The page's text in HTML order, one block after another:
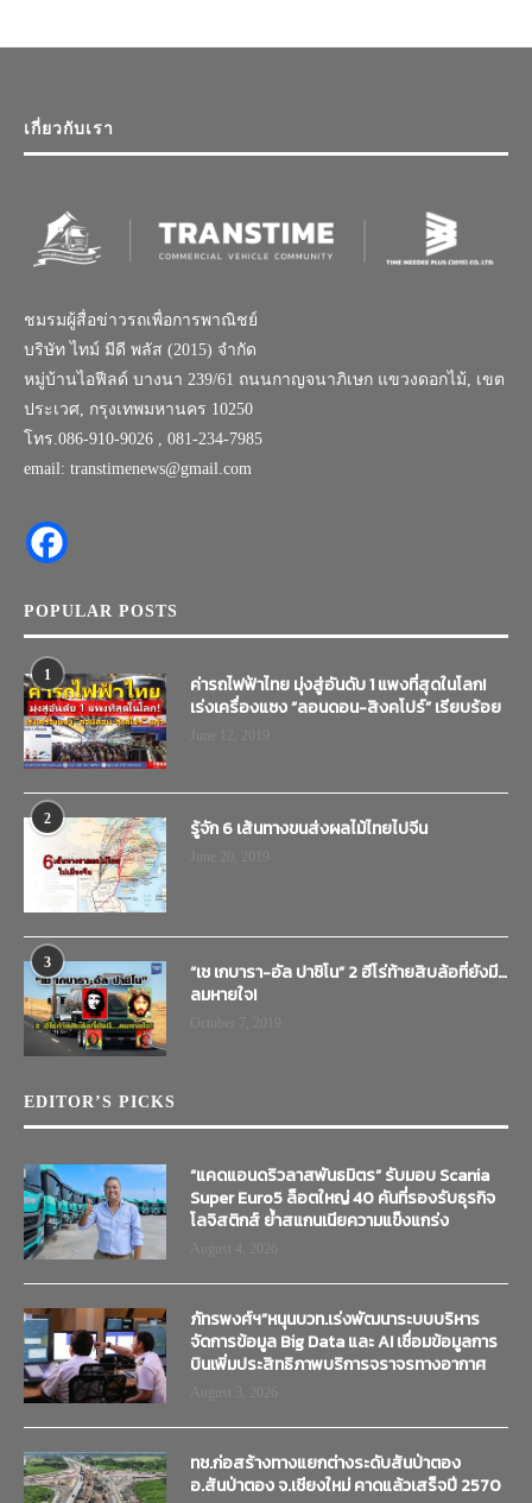
เกี่ยวกับเรา
ชมรมผู้สื่อข่าวรถเพื่อการพาณิชย์
บริษัท ไทม์ มีดี พลัส (2015) จำกัด
หมู่บ้านไอฟีลด์ บางนา 239/61 ถนนกาญจนาภิเษก แขวงดอกไม้, เขต
ประเวศ, กรุงเทพมหานคร 10250
โทร.086-910-9026 , 081-234-7985
email: transtimenews@gmail.com
POPULAR POSTS
1
ค่ารถไฟฟ้าไทย มุ่งสู่อันดับ 1 แพงที่สุดในโลก!
เร่งเครื่องแซง “ลอนดอน-สิงคโปร์” เรียบร้อย
2 รู้จัก 6 เส้นทางขนส่งผลไม้ไทยไปจีน
3
“เช เกบารา-อัล ปาชิโน” 2 ฮีโร่ท้ายสิบล้อที่ยังมี…
ลมหายใจ!
EDITOR’S PICKS
“แคดแอนดริวลาสพันธมิตร” รับมอบ Scania
Super Euro5 ล็อตใหญ่ 40 คันที่รองรับธุรกิจ
โลจิสติกส์ ย้ำสแกนเนียความแข็งแกร่ง
ภัทรพงศ์ฯ”หนุนบวท.เร่งพัฒนาระบบบริหาร
จัดการข้อมูล Big Data และ AI เชื่อมข้อมูลการ
บินเพิ่มประสิทธิภาพบริการจราจรทางอากาศ
ทช.ก่อสร้างทางแยกต่างระดับสันป่าตอง
อ.สันป่าตอง จ.เชียงใหม่ คาดแล้วเสร็จปี 2570